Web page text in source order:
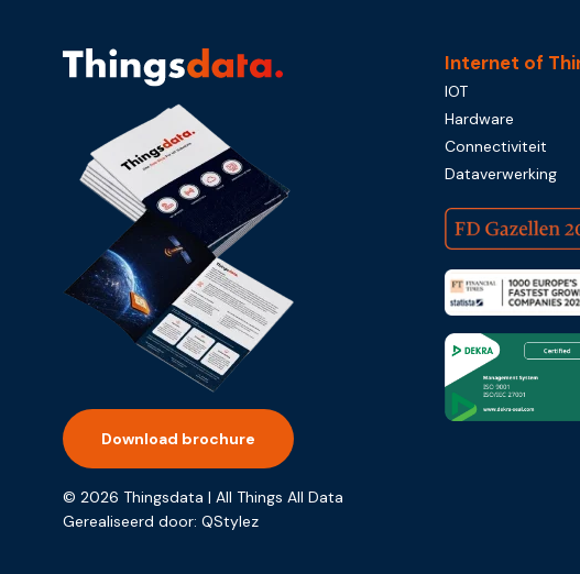
Download brochure
© 2026 Thingsdata | All Things All Data
Gerealiseerd door: QStylez
Internet of
IOT
Hardware
Connectiviteit
Dataverwerking